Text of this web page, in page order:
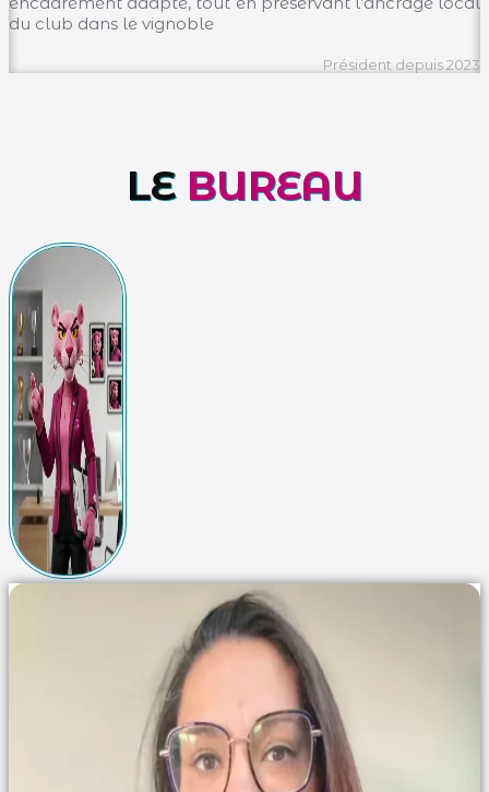
du club dans le vignoble
Président depuis 2023
LE BUREAU